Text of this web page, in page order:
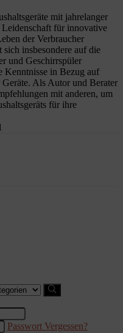
mit jahrelanger
für innovative
der Verbraucher
insbesondere auf die
und Geschirrspüler
Kenntnisse in Bezug auf
Als Autor und Berater
mit anderen, um
für ihre
Passwort Vergessen?